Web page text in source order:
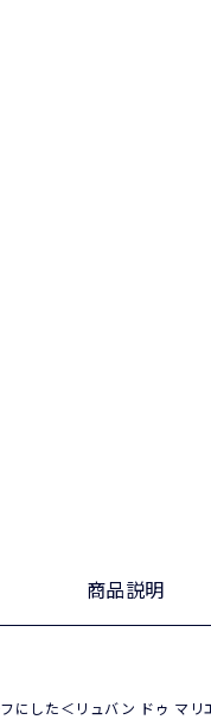
商品説明
にした＜リュバン ドゥ マリ